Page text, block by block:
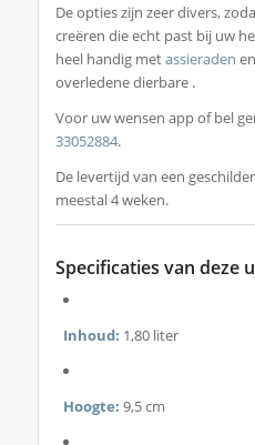
De opties zijn zeer divers,
creëren die echt past bij uw
heel handig metassieraden
overledene dierbare .
Voor uw wensen app of bel
33052884.
De levertijd van een
meestal 4 weken.
Specificaties van deze
Inhoud: 1,80 liter
Hoogte: 9,5 cm